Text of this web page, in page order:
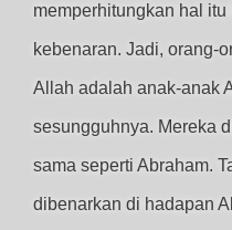
memperhitungkan hal
kebenaran. Jadi, orang-
Allah adalah anak-anak
sesungguhnya. Mereka
sama seperti Abraham.
dibenarkan di hadapan